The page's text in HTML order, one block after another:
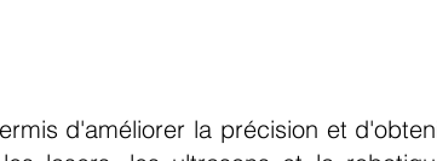
d'améliorer la précision et